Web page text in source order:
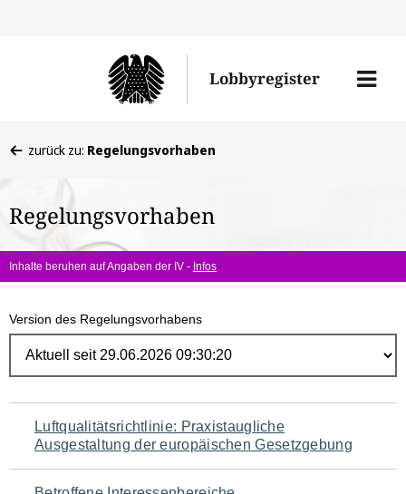
Lobbyregister
Menü
befinden
hier:
zurück zu: Regelungsvorhaben
Regelungsvorhaben
Inhalte beruhen auf Angaben der IV - Infos
Version des Regelungsvorhabens
Navigation
für
Luftqualitätsrichtlinie: Praxistaugliche
Ausgestaltung der europäischen Gesetzgebung